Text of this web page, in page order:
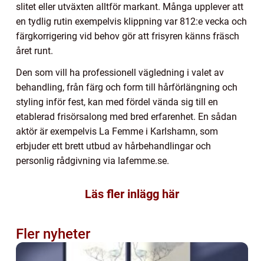
slitet eller utväxten alltför markant. Många upplever att
en tydlig rutin exempelvis klippning var 812:e vecka och
färgkorrigering vid behov gör att frisyren känns fräsch
året runt.
Den som vill ha professionell vägledning i valet av
behandling, från färg och form till hårförlängning och
styling inför fest, kan med fördel vända sig till en
etablerad frisörsalong med bred erfarenhet. En sådan
aktör är exempelvis La Femme i Karlshamn, som
erbjuder ett brett utbud av hårbehandlingar och
personlig rådgivning via lafemme.se.
Läs fler inlägg här
Fler nyheter